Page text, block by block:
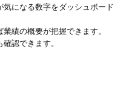
になる数字をダッシュボード
績の概要が把握できます。
認できます。